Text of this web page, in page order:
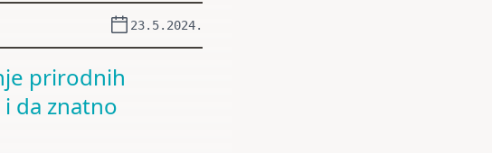
23.5.2024.
prirodnih
da znatno